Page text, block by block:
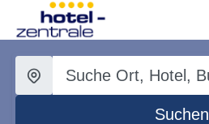
Suchen